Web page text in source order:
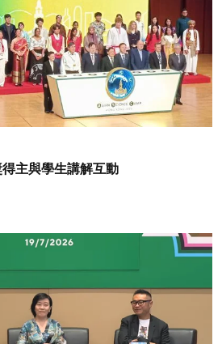
主與學生講解互動